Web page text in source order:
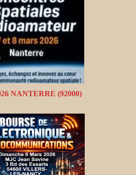
NANTERRE (92000)